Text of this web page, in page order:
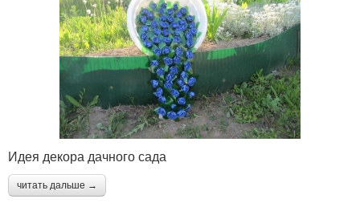
Идея декора дачного сада
читать дальше →